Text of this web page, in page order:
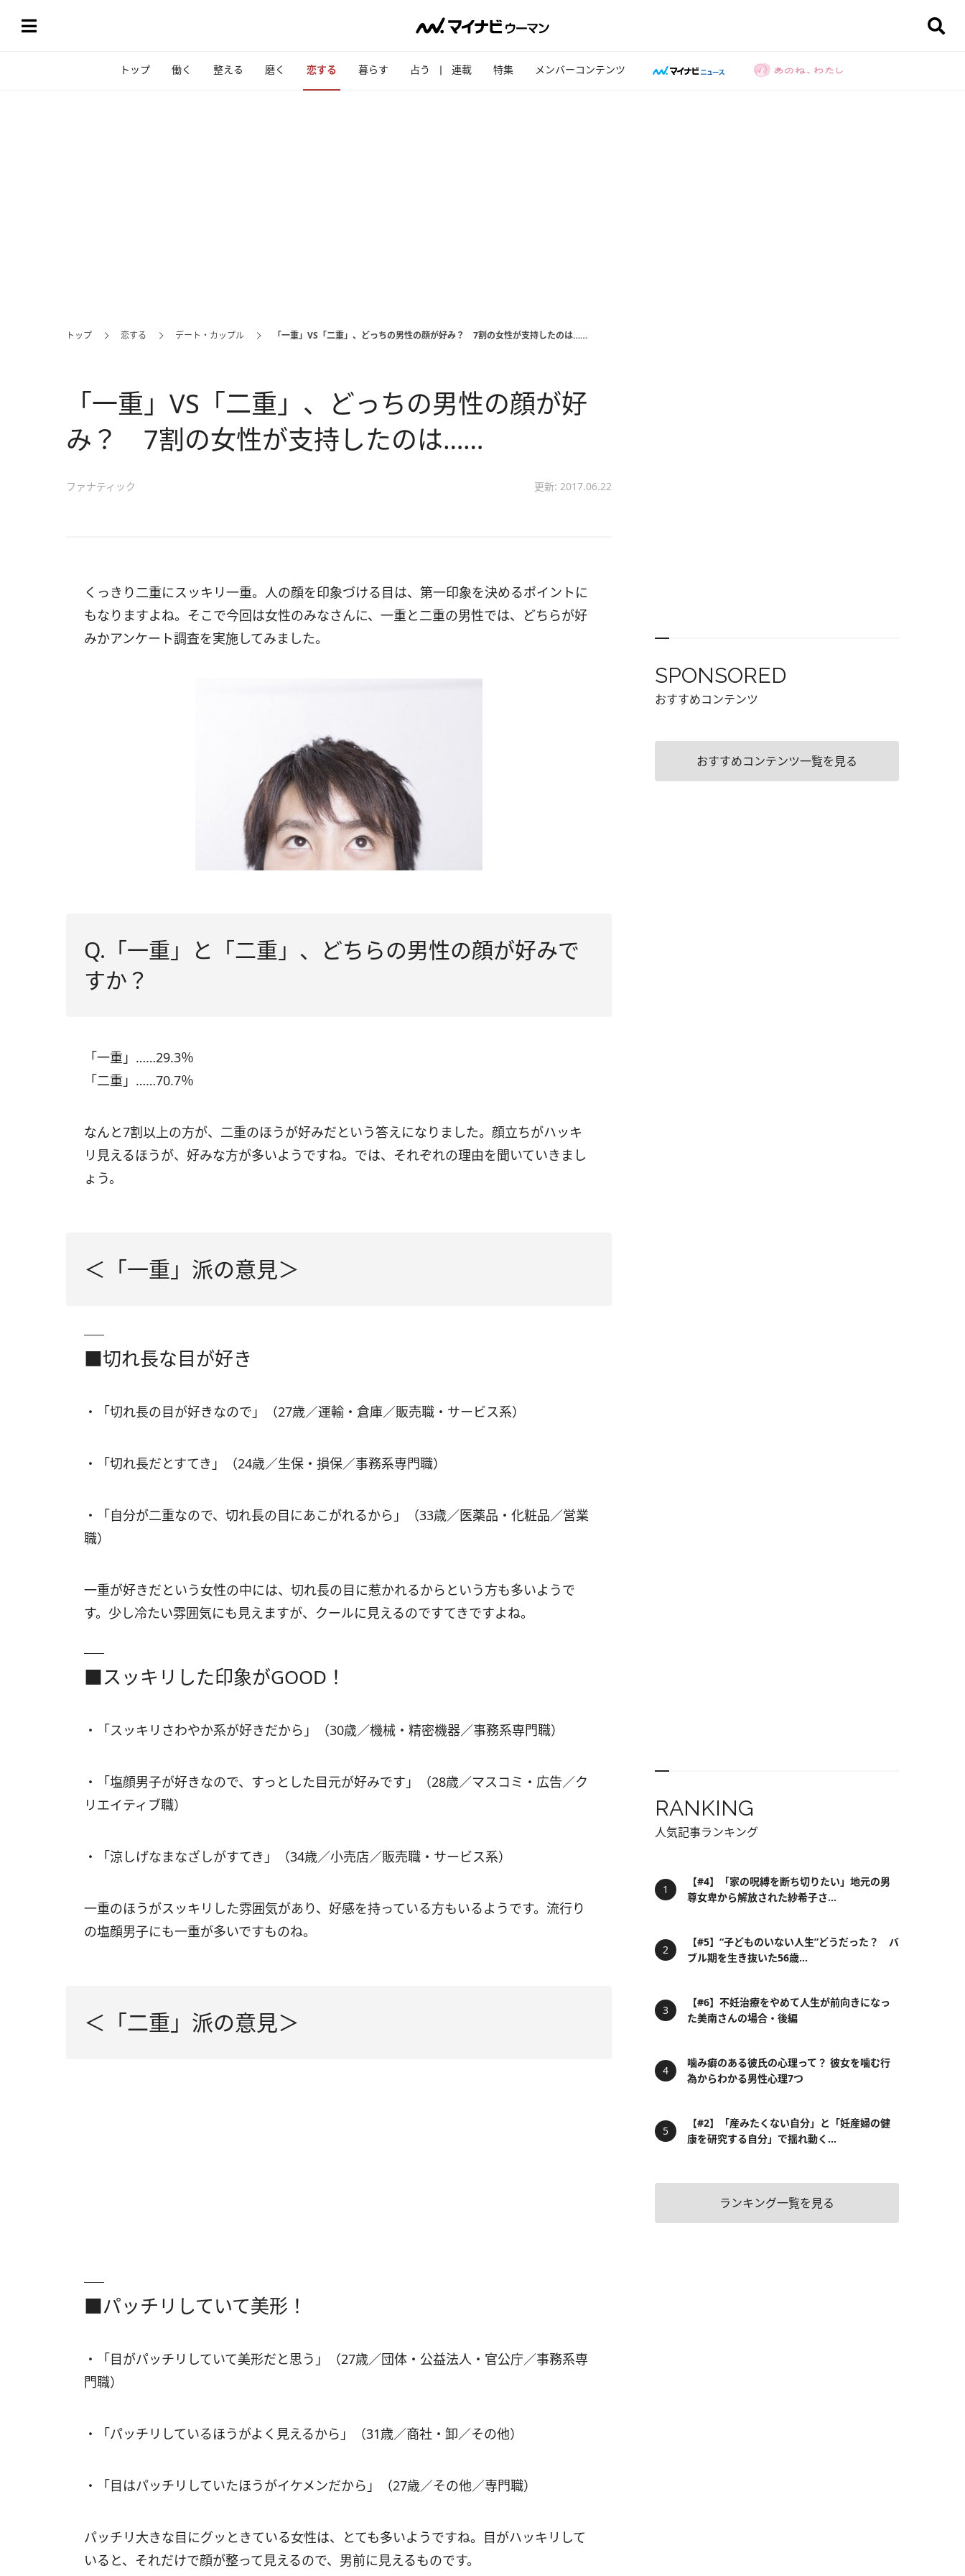
トップ 働く 整える 磨く 恋する 暮らす 占う 連載 特集 メンバーコンテンツ
トップ 恋する デート・カップル 「一重」VS「二重」、どっちの男性の顔が好み？ 7割の女性が支持したのは……
「一重」VS「二重」、どっちの男性の顔が好
み？ 7割の女性が支持したのは……
ファナティック 更新: 2017.06.22
くっきり二重にスッキリ一重。人の顔を印象づける目は、第一印象を決めるポイントに
もなりますよね。そこで今回は女性のみなさんに、一重と二重の男性では、どちらが好
みかアンケート調査を実施してみました。
Q.「一重」と「二重」、どちらの男性の顔が好みで
すか？
「一重」……29.3％
「二重」……70.7％
なんと7割以上の方が、二重のほうが好みだという答えになりました。顔立ちがハッキ
リ見えるほうが、好みな方が多いようですね。では、それぞれの理由を聞いていきまし
ょう。
＜「一重」派の意見＞
■切れ長な目が好き
・「切れ長の目が好きなので」（27歳／運輸・倉庫／販売職・サービス系）
・「切れ長だとすてき」（24歳／生保・損保／事務系専門職）
・「自分が二重なので、切れ長の目にあこがれるから」（33歳／医薬品・化粧品／営業
職）
一重が好きだという女性の中には、切れ長の目に惹かれるからという方も多いようで
す。少し冷たい雰囲気にも見えますが、クールに見えるのですてきですよね。
■スッキリした印象がGOOD！
・「スッキリさわやか系が好きだから」（30歳／機械・精密機器／事務系専門職）
・「塩顔男子が好きなので、すっとした目元が好みです」（28歳／マスコミ・広告／ク
リエイティブ職）
・「涼しげなまなざしがすてき」（34歳／小売店／販売職・サービス系）
一重のほうがスッキリした雰囲気があり、好感を持っている方もいるようです。流行り
の塩顔男子にも一重が多いですものね。
＜「二重」派の意見＞
■パッチリしていて美形！
・「目がパッチリしていて美形だと思う」（27歳／団体・公益法人・官公庁／事務系専
門職）
・「パッチリしているほうがよく見えるから」（31歳／商社・卸／その他）
・「目はパッチリしていたほうがイケメンだから」（27歳／その他／専門職）
パッチリ大きな目にグッときている女性は、とても多いようですね。目がハッキリして
いると、それだけで顔が整って見えるので、男前に見えるものです。
SPONSORED
おすすめコンテンツ
おすすめコンテンツ一覧を見る
RANKING
人気記事ランキング
【#4】「家の呪縛を断ち切りたい」地元の男
尊女卑から解放された紗希子さ...
【#5】“子どものいない人生”どうだった？ バ
ブル期を生き抜いた56歳...
【#6】不妊治療をやめて人生が前向きになっ
た美南さんの場合・後編
噛み癖のある彼氏の心理って？ 彼女を噛む行
為からわかる男性心理7つ
【#2】「産みたくない自分」と「妊産婦の健
康を研究する自分」で揺れ動く...
ランキング一覧を見る